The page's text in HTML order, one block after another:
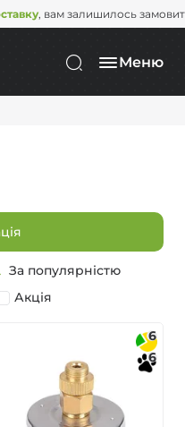
, вам залишилось
Меню
За популярністю
Акція
6
6